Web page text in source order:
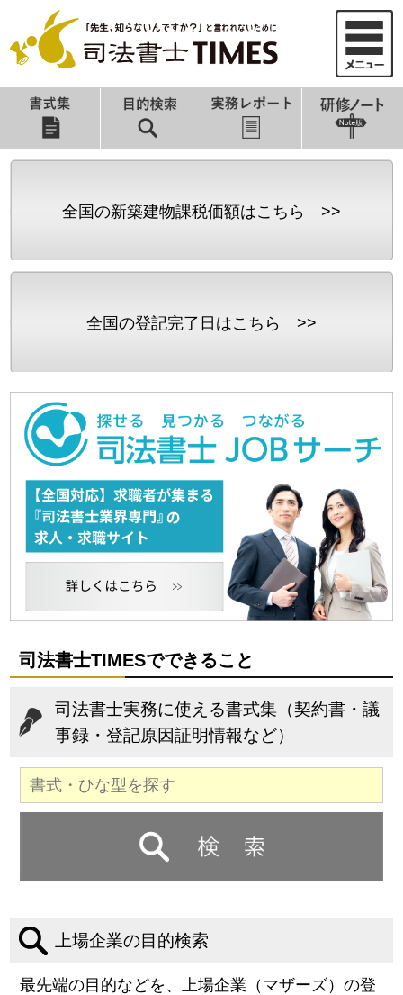
全国の新築建物課税価額はこちら >>
全国の登記完了日はこちら >>
司法書士TIMESでできること
司法書士実務に使える書式集（契約書・議
事録・登記原因証明情報など）
上場企業の目的検索
最先端の目的などを、上場企業（マザーズ）の登